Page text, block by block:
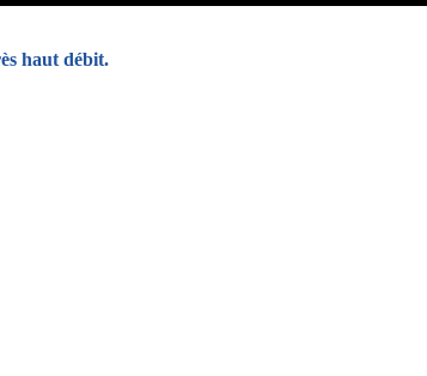
haut débit.